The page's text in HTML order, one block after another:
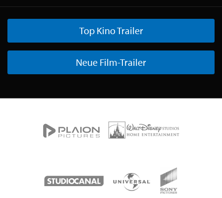
Top Kino Trailer
Neue Film-Trailer